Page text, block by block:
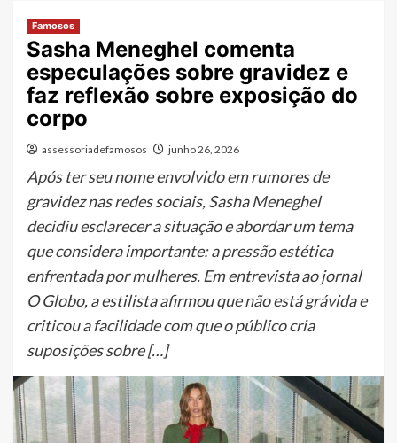
Famosos
Sasha Meneghel comenta
especulações sobre gravidez e
faz reflexão sobre exposição do
corpo
assessoriadefamosos junho 26, 2026
Após ter seu nome envolvido em rumores de
gravidez nas redes sociais, Sasha Meneghel
decidiu esclarecer a situação e abordar um tema
que considera importante: a pressão estética
enfrentada por mulheres. Em entrevista ao jornal
O Globo, a estilista afirmou que não está grávida e
criticou a facilidade com que o público cria
suposições sobre […]